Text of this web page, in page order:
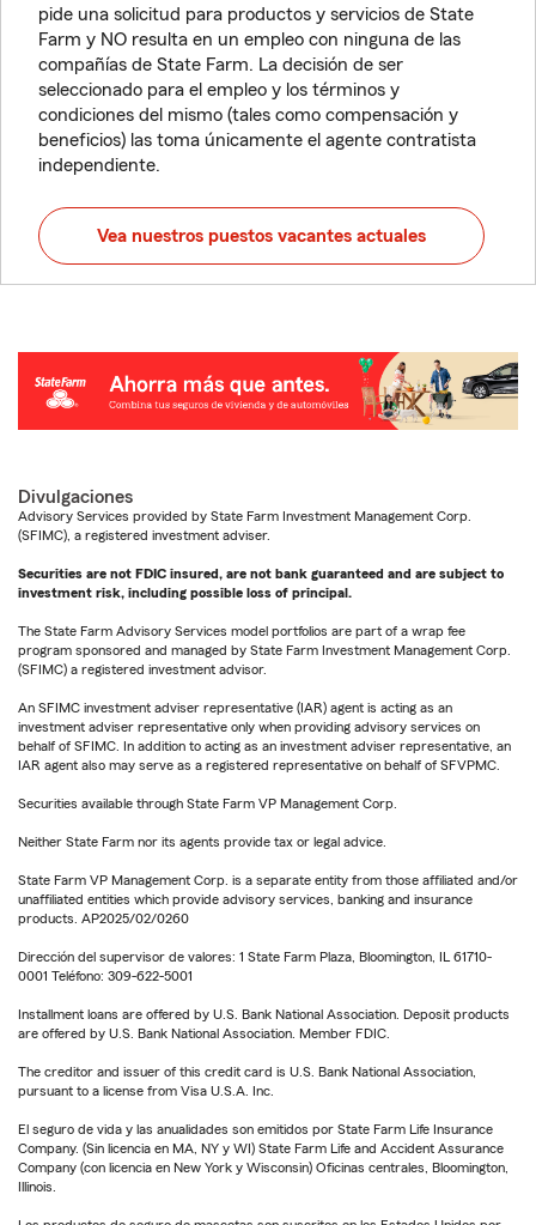
pide una solicitud para productos y servicios de State
Farm y NO resulta en un empleo con ninguna de las
compañías de State Farm. La decisión de ser
seleccionado para el empleo y los términos y
condiciones del mismo (tales como compensación y
beneficios) las toma únicamente el agente contratista
independiente.
Vea nuestros puestos vacantes actuales
Divulgaciones
Advisory Services provided by State Farm Investment Management Corp.
(SFIMC), a registered investment adviser.
Securities are not FDIC insured, are not bank guaranteed and are subject to
investment risk, including possible loss of principal.
The State Farm Advisory Services model portfolios are part of a wrap fee
program sponsored and managed by State Farm Investment Management Corp.
(SFIMC) a registered investment advisor.
An SFIMC investment adviser representative (IAR) agent is acting as an
investment adviser representative only when providing advisory services on
behalf of SFIMC. In addition to acting as an investment adviser representative, an
IAR agent also may serve as a registered representative on behalf of SFVPMC.
Securities available through State Farm VP Management Corp.
Neither State Farm nor its agents provide tax or legal advice.
State Farm VP Management Corp. is a separate entity from those affiliated and/or
unaffiliated entities which provide advisory services, banking and insurance
products. AP2025/02/0260
Dirección del supervisor de valores: 1 State Farm Plaza, Bloomington, IL 61710-
0001 Teléfono: 309-622-5001
Installment loans are offered by U.S. Bank National Association. Deposit products
are offered by U.S. Bank National Association. Member FDIC.
The creditor and issuer of this credit card is U.S. Bank National Association,
pursuant to a license from Visa U.S.A. Inc.
El seguro de vida y las anualidades son emitidos por State Farm Life Insurance
Company. (Sin licencia en MA, NY y WI) State Farm Life and Accident Assurance
Company (con licencia en New York y Wisconsin) Oficinas centrales, Bloomington,
Illinois.